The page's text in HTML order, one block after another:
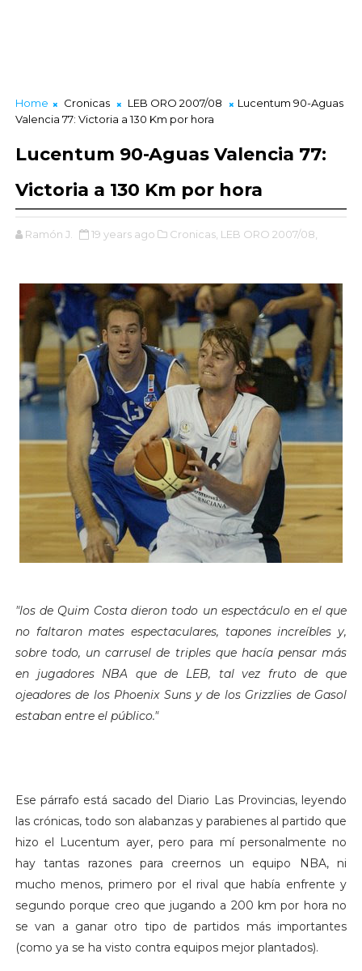
Home Cronicas LEB ORO 2007/08
Lucentum 90-Aguas
Valencia 77: Victoria a 130 Km por hora
Lucentum 90-Aguas Valencia 77:
Victoria a 130 Km por hora
Ramón J. 19 years ago Cronicas, LEB ORO 2007/08,
"los de Quim Costa dieron todo un espectáculo en el que
no faltaron mates espectaculares, tapones increíbles y,
sobre todo, un carrusel de triples que hacía pensar más
en jugadores NBA que de LEB, tal vez fruto de que
ojeadores de los Phoenix Suns y de los Grizzlies de Gasol
estaban entre el público."
Ese párrafo está sacado del Diario Las Provincias, leyendo
las crónicas, todo son alabanzas y parabienes al partido que
hizo el Lucentum ayer, pero para mí personalmente no
hay tantas razones para creernos un equipo NBA, ni
mucho menos, primero por el rival que había enfrente y
segundo porque creo que jugando a 200 km por hora no
se van a ganar otro tipo de partidos más importantes
(como ya se ha visto contra equipos mejor plantados).